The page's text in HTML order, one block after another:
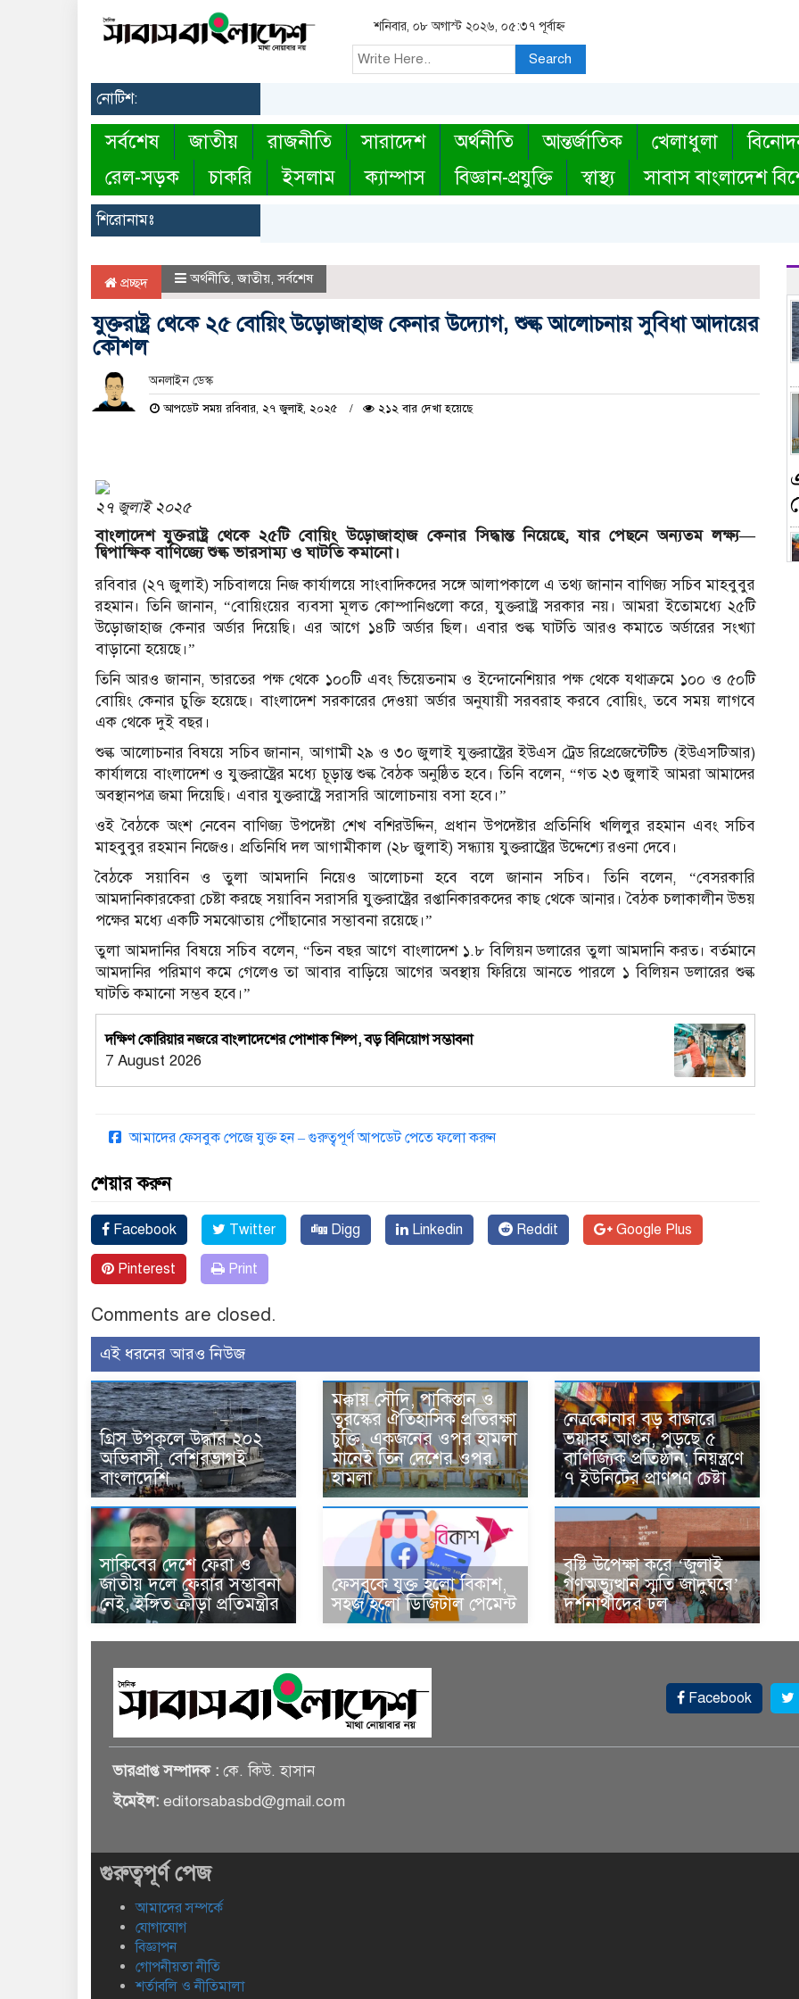
শনিবার, ০৮ অগাস্ট ২০২৬, ০৫:৩৭ পূর্বাহ্ন
Search
নোটিশ:
সর্বশেষ জাতীয় রাজনীতি সারাদেশ অর্থনীতি আন্তর্জাতিক খেলাধুলা
রেল-সড়ক
চাকরি ইসলাম ক্যাম্পাস বিজ্ঞান-প্রযুক্তি স্বাস্থ্য সাবাস বাংলাদেশ
শিরোনামঃ
প্রচ্ছদ অর্থনীতি,জাতীয়,সর্বশেষ
যুক্তরাষ্ট্র থেকে ২৫ বোয়িং উড়োজাহাজ কেনার উদ্যোগ, শুল্ক আলোচনায় সুবিধা আদায়ের
কৌশল
অনলাইন ডেস্ক
আপডেট সময় রবিবার, ২৭ জুলাই, ২০২৫ ২১২ বার দেখা হয়েছে
২৭ জুলাই ২০২৫
বাংলাদেশ যুক্তরাষ্ট্র থেকে ২৫টি বোয়িং উড়োজাহাজ কেনার সিদ্ধান্ত নিয়েছে, যার পেছনে অন্যতম লক্ষ্য—
দ্বিপাক্ষিক বাণিজ্যে শুল্ক ভারসাম্য ও ঘাটতি কমানো।
রবিবার (২৭ জুলাই) সচিবালয়ে নিজ কার্যালয়ে সাংবাদিকদের সঙ্গে আলাপকালে এ তথ্য জানান বাণিজ্য সচিব মাহবুবুর
রহমান। তিনি জানান, “বোয়িংয়ের ব্যবসা মূলত কোম্পানিগুলো করে, যুক্তরাষ্ট্র সরকার নয়। আমরা ইতোমধ্যে ২৫টি
উড়োজাহাজ কেনার অর্ডার দিয়েছি। এর আগে ১৪টি অর্ডার ছিল। এবার শুল্ক ঘাটতি আরও কমাতে অর্ডারের সংখ্যা
বাড়ানো হয়েছে।”
তিনি আরও জানান, ভারতের পক্ষ থেকে ১০০টি এবং ভিয়েতনাম ও ইন্দোনেশিয়ার পক্ষ থেকে যথাক্রমে ১০০ ও ৫০টি
বোয়িং কেনার চুক্তি হয়েছে। বাংলাদেশ সরকারের দেওয়া অর্ডার অনুযায়ী সরবরাহ করবে বোয়িং, তবে সময় লাগবে
এক থেকে দুই বছর।
শুল্ক আলোচনার বিষয়ে সচিব জানান, আগামী ২৯ ও ৩০ জুলাই যুক্তরাষ্ট্রের ইউএস ট্রেড রিপ্রেজেন্টেটিভ (ইউএসটিআর)
কার্যালয়ে বাংলাদেশ ও যুক্তরাষ্ট্রের মধ্যে চূড়ান্ত শুল্ক বৈঠক অনুষ্ঠিত হবে। তিনি বলেন, “গত ২৩ জুলাই আমরা আমাদের
অবস্থানপত্র জমা দিয়েছি। এবার যুক্তরাষ্ট্রে সরাসরি আলোচনায় বসা হবে।”
ওই বৈঠকে অংশ নেবেন বাণিজ্য উপদেষ্টা শেখ বশিরউদ্দিন, প্রধান উপদেষ্টার প্রতিনিধি খলিলুর রহমান এবং সচিব
মাহবুবুর রহমান নিজেও। প্রতিনিধি দল আগামীকাল (২৮ জুলাই) সন্ধ্যায় যুক্তরাষ্ট্রের উদ্দেশ্যে রওনা দেবে।
বৈঠকে সয়াবিন ও তুলা আমদানি নিয়েও আলোচনা হবে বলে জানান সচিব। তিনি বলেন, “বেসরকারি
আমদানিকারকেরা চেষ্টা করছে সয়াবিন সরাসরি যুক্তরাষ্ট্রের রপ্তানিকারকদের কাছ থেকে আনার। বৈঠক চলাকালীন উভয়
পক্ষের মধ্যে একটি সমঝোতায় পৌঁছানোর সম্ভাবনা রয়েছে।”
তুলা আমদানির বিষয়ে সচিব বলেন, “তিন বছর আগে বাংলাদেশ ১.৮ বিলিয়ন ডলারের তুলা আমদানি করত। বর্তমানে
আমদানির পরিমাণ কমে গেলেও তা আবার বাড়িয়ে আগের অবস্থায় ফিরিয়ে আনতে পারলে ১ বিলিয়ন ডলারের শুল্ক
ঘাটতি কমানো সম্ভব হবে।”
দক্ষিণ কোরিয়ার নজরে বাংলাদেশের পোশাক শিল্প, বড় বিনিয়োগ সম্ভাবনা
7 August 2026
আমাদের ফেসবুক পেজে যুক্ত হন – গুরুত্বপূর্ণ আপডেট পেতে ফলো করুন
শেয়ার করুন
Facebook Twitter Digg Linkedin Reddit Google Plus
Pinterest Print
Comments are closed.
এই ধরনের আরও নিউজ
গ্রিস উপকূলে উদ্ধার ২০২
অভিবাসী, বেশিরভাগই
বাংলাদেশি
মক্কায় সৌদি, পাকিস্তান ও
তুরস্কের ঐতিহাসিক প্রতিরক্ষা
চুক্তি, একজনের ওপর হামলা
মানেই তিন দেশের ওপর
হামলা
নেত্রকোনার বড় বাজারে
ভয়াবহ আগুন, পুড়ছে ৫
বাণিজ্যিক প্রতিষ্ঠান; নিয়ন্ত্রণে
৭ ইউনিটের প্রাণপণ চেষ্টা
সাকিবের দেশে ফেরা ও
জাতীয় দলে ফেরার সম্ভাবনা
নেই, ইঙ্গিত ক্রীড়া প্রতিমন্ত্রীর
ফেসবুকে যুক্ত হলো বিকাশ,
সহজ হলো ডিজিটাল পেমেন্ট
বৃষ্টি উপেক্ষা করে ‘জুলাই
গণঅভ্যুত্থান স্মৃতি জাদুঘরে’
দর্শনার্থীদের ঢল
Facebook
ভারপ্রাপ্ত সম্পাদক : কে. কিউ. হাসান
ইমেইল: editorsabasbd@gmail.com
গুরুত্বপূর্ণ পেজ
আমাদের সম্পর্কে
যোগাযোগ
বিজ্ঞাপন
গোপনীয়তা নীতি
শর্তাবলি ও নীতিমালা